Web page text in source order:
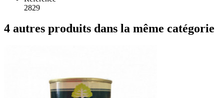
2829
4 autres produits dans la même catégorie